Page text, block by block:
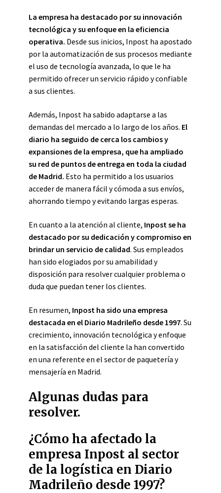
La empresa ha destacado por su innovación
tecnológica y su enfoque en la eficiencia
operativa. Desde sus inicios, Inpost ha apostado
por la automatización de sus procesos mediante
el uso de tecnología avanzada, lo que le ha
permitido ofrecer un servicio rápido y confiable
a sus clientes.
Además, Inpost ha sabido adaptarse a las
demandas del mercado a lo largo de los años. El
diario ha seguido de cerca los cambios y
expansiones de la empresa, que ha ampliado
su red de puntos de entrega en toda la ciudad
de Madrid. Esto ha permitido a los usuarios
acceder de manera fácil y cómoda a sus envíos,
ahorrando tiempo y evitando largas esperas.
En cuanto a la atención al cliente, Inpost se ha
destacado por su dedicación y compromiso en
brindar un servicio de calidad. Sus empleados
han sido elogiados por su amabilidad y
disposición para resolver cualquier problema o
duda que puedan tener los clientes.
En resumen, Inpost ha sido una empresa
destacada en el Diario Madrileño desde 1997. Su
crecimiento, innovación tecnológica y enfoque
en la satisfacción del cliente la han convertido
en una referente en el sector de paquetería y
mensajería en Madrid.
Algunas dudas para
resolver.
¿Cómo ha afectado la
empresa Inpost al sector
de la logística en Diario
Madrileño desde 1997?